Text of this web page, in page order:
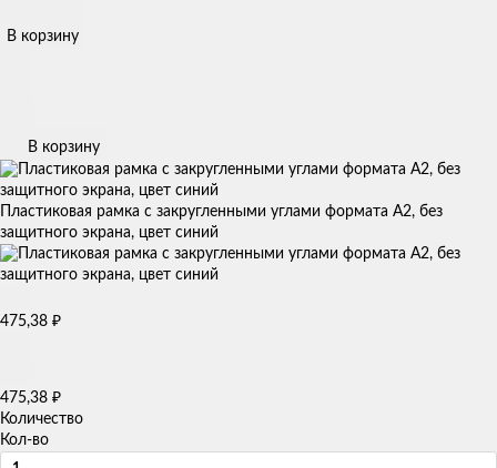
В корзину
В корзину
Пластиковая рамка с закругленными углами формата А2, без
защитного экрана, цвет синий
475,38 ₽
475,38 ₽
Количество
Кол-во